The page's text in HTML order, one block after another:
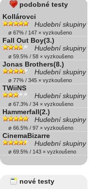
podobné testy
Kollárovci
Hudební skupiny
ø 67% / 147 × vyzkoušeno
Fall Out Boy(3.)
Hudební skupiny
ø 59.5% / 58 × vyzkoušeno
Jonas Brothers(8.)
Hudební skupiny
ø 77% / 345 × vyzkoušeno
TWiiNS
Hudební skupiny
ø 67.3% / 34 × vyzkoušeno
Hammerfall(2.)
Hudební skupiny
ø 66.5% / 97 × vyzkoušeno
CinemaBizarre
Hudební skupiny
ø 69.5% / 143 × vyzkoušeno
nové testy